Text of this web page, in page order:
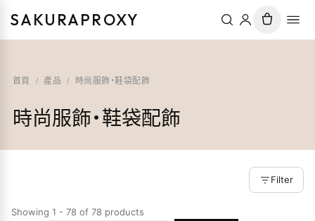
SAKURAPROXY
首頁 / 產品 / 時尚服飾・鞋袋配飾
時尚服飾・鞋袋配飾
Filter
Showing 1 - 78 of 78 products